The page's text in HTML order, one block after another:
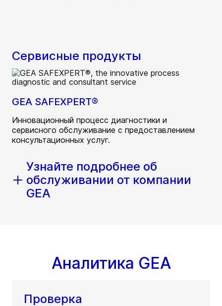
Сервисные продукты
GEA SAFEXPERT®
Инновационный процесс диагностики и
сервисного обслуживание с предоставлением
консультационных услуг.
Узнайте подробнее об
обслуживании от компании
GEA
Аналитика GEA
Проверка